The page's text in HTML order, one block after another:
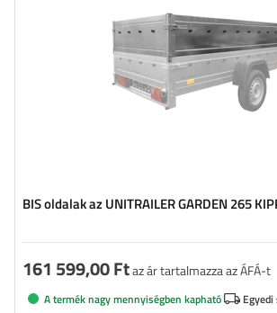
BIS oldalak az UNITRAILER GARDEN 265
161 599,00 Ftaz ár tartalmazza az ÁFÁ-t
A termék nagy mennyiségben kapható